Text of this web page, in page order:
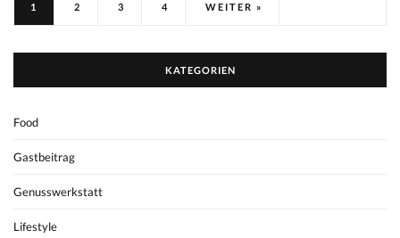
1 2 3 4 WEITER »
KATEGORIEN
Food
Gastbeitrag
Genusswerkstatt
Lifestyle